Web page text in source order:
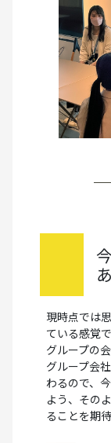
現時点では
ている感覚で
グループの
グループ会
わるので、
よう、その
ることを期